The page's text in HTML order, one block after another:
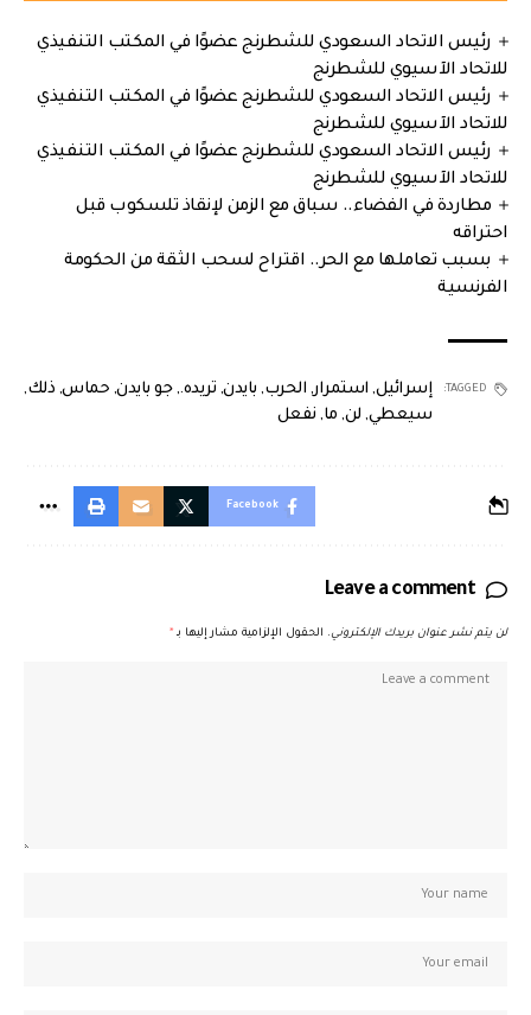
رئيس الاتحاد السعودي للشطرنج عضوًا في المكتب التنفيذي
للاتحاد الآسيوي للشطرنج
رئيس الاتحاد السعودي للشطرنج عضوًا في المكتب التنفيذي
للاتحاد الآسيوي للشطرنج
رئيس الاتحاد السعودي للشطرنج عضوًا في المكتب التنفيذي
للاتحاد الآسيوي للشطرنج
مطاردة في الفضاء.. سباق مع الزمن لإنقاذ تلسكوب قبل
احتراقه
بسبب تعاملها مع الحر.. اقتراح لسحب الثقة من الحكومة
الفرنسية
TAGGED: إسرائيل, استمرار, الحرب, بايدن, تريده.,جو بايدن, حماس, ذلك,
سيعطي, لن, ما, نفعل
Facebook
Leave a comment
لن يتم نشر عنوان بريدك الإلكتروني. الحقول الإلزامية مشار إليها بـ *